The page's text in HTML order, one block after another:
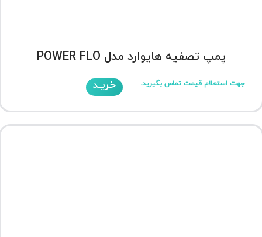
پمپ تصفیه هایوارد مدل POWER FLO
جهت استعلام قیمت تماس بگیرید. خریـد